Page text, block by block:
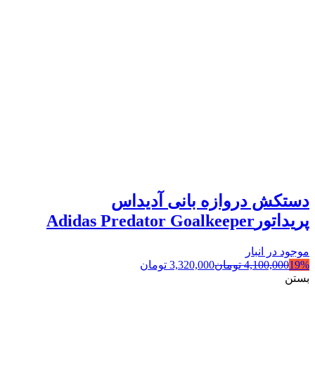
دستکش دروازه بانی آدیداس
پریداتورAdidas Predator Goalkeeper
موجود در انبار
19%
4,100,000 تومان3,320,000 تومان
بستن